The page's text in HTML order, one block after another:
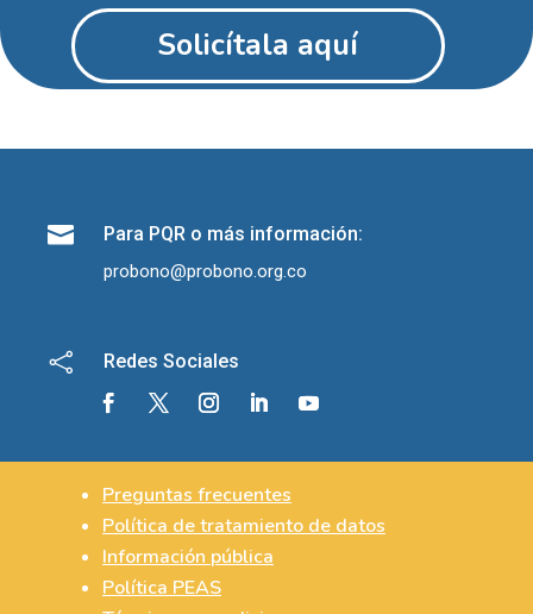
Solicítala aquí
 Para PQR o más información:
probono@probono.org.co
 Redes Sociales
Preguntas frecuentes
Política de tratamiento de datos
Información pública
Política PEAS